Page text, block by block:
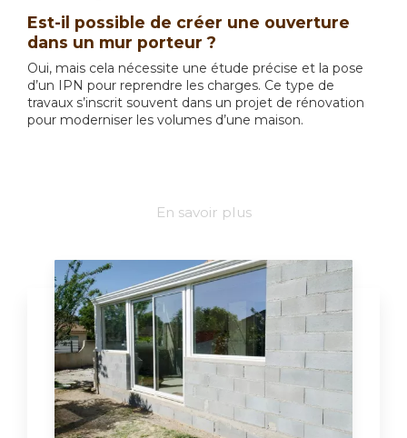
Est-il possible de créer une ouverture
dans un mur porteur ?
Oui, mais cela nécessite une étude précise et la pose
d’un IPN pour reprendre les charges. Ce type de
travaux s’inscrit souvent dans un projet de rénovation
pour moderniser les volumes d’une maison.
En savoir plus